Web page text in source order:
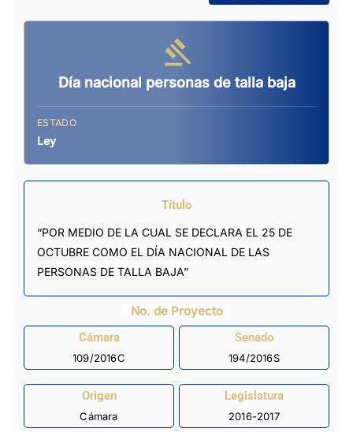
Día nacional personas de talla baja
ESTADO
Ley
Título
“POR MEDIO DE LA CUAL SE DECLARA EL 25 DE
OCTUBRE COMO EL DÍA NACIONAL DE LAS
PERSONAS DE TALLA BAJA”
No. de Proyecto
Cámara
109/2016C
Senado
194/2016S
Origen
Cámara
Legislatura
2016-2017